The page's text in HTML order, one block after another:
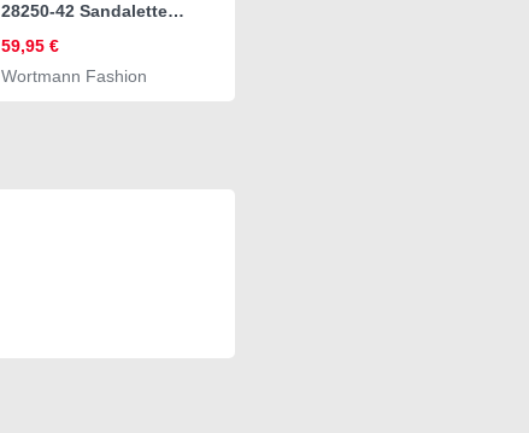
28250-42 Sandalette
59,95 €
Wortmann Fashion